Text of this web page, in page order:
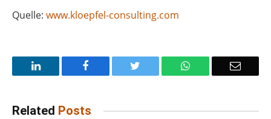
Quelle: www.kloepfel-consulting.com
LinkedIn Facebook WhatsApp Email
Related Posts